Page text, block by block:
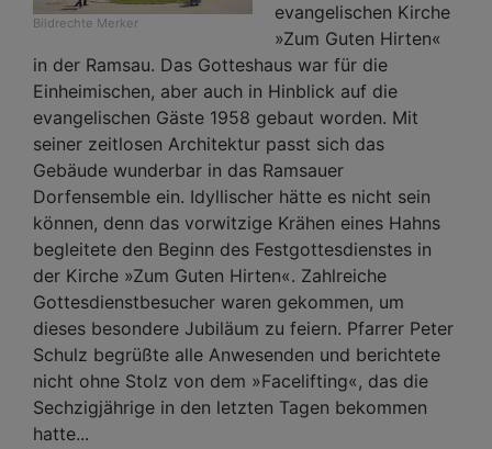
Bildrechte Merker
evangelischen Kirche
»Zum Guten Hirten«
in der Ramsau. Das Gotteshaus war für die
Einheimischen, aber auch in Hinblick auf die
evangelischen Gäste 1958 gebaut worden. Mit
seiner zeitlosen Architektur passt sich das
Gebäude wunderbar in das Ramsauer
Dorfensemble ein. Idyllischer hätte es nicht sein
können, denn das vorwitzige Krähen eines Hahns
begleitete den Beginn des Festgottesdienstes in
der Kirche »Zum Guten Hirten«. Zahlreiche
Gottesdienstbesucher waren gekommen, um
dieses besondere Jubiläum zu feiern. Pfarrer Peter
Schulz begrüßte alle Anwesenden und berichtete
nicht ohne Stolz von dem »Facelifting«, das die
Sechzigjährige in den letzten Tagen bekommen
hatte...